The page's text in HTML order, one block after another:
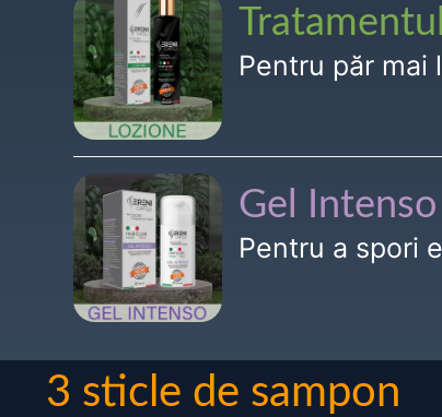
Pentru păr mai
Gel Intenso
Pentru a spori
3 sticle de sampon